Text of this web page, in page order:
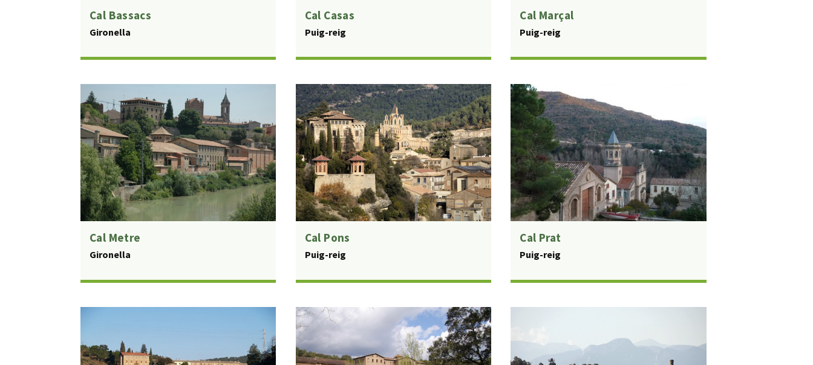
Cal Bassacs
Gironella
Cal Casas
Puig-reig
Cal Marçal
Puig-reig
Cal Metre
Gironella
Cal Pons
Puig-reig
Cal Prat
Puig-reig